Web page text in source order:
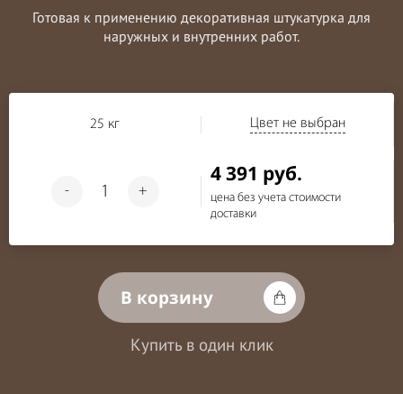
Готовая к применению декоративная штукатурка для
наружных и внутренних работ.
25 кг Цвет не выбран
- +
4 391 руб.
цена без учета стоимости
доставки
В корзину
Купить в один клик